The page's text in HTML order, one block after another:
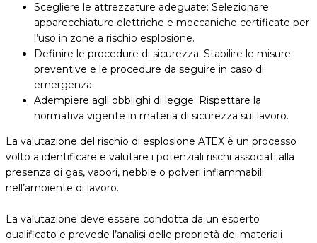
Scegliere le attrezzature adeguate: Selezionare
apparecchiature elettriche e meccaniche certificate per
l’uso in zone a rischio esplosione.
Definire le procedure di sicurezza: Stabilire le misure
preventive e le procedure da seguire in caso di
emergenza.
Adempiere agli obblighi di legge: Rispettare la
normativa vigente in materia di sicurezza sul lavoro.
La valutazione del rischio di esplosione ATEX è un processo
volto a identificare e valutare i potenziali rischi associati alla
presenza di gas, vapori, nebbie o polveri infiammabili
nell’ambiente di lavoro.
La valutazione deve essere condotta da un esperto
qualificato e prevede l’analisi delle proprietà dei materiali